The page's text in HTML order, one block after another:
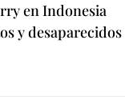
en Indonesia
y desaparecidos